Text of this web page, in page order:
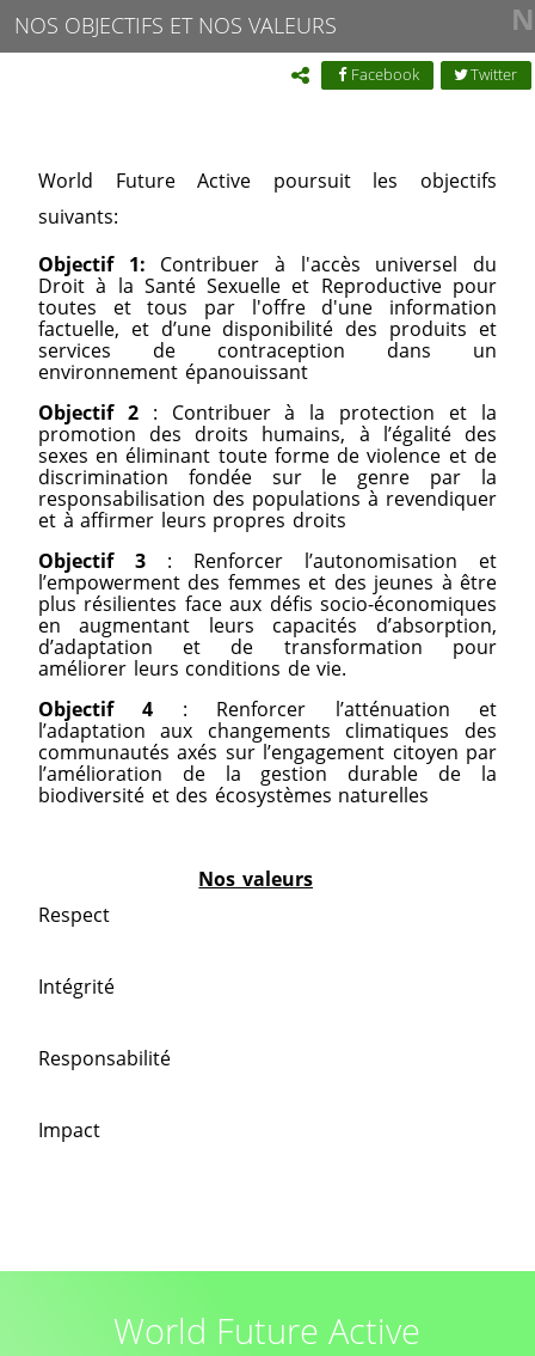
N
NOS OBJECTIFS ET NOS VALEURS
Twitter
Facebook
World Future Active poursuit les objectifs
suivants:
Objectif 1: Contribuer à l'accès universel du
Droit à la Santé Sexuelle et Reproductive pour
toutes et tous par l'offre d'une information
factuelle, et d’une disponibilité des produits et
services de contraception dans un
environnement épanouissant
Objectif 2 : Contribuer à la protection et la
promotion des droits humains, à l’égalité des
sexes en éliminant toute forme de violence et de
discrimination fondée sur le genre par la
responsabilisation des populations à revendiquer
et à affirmer leurs propres droits
Objectif 3 : Renforcer l’autonomisation et
l’empowerment des femmes et des jeunes à être
plus résilientes face aux défis socio-économiques
en augmentant leurs capacités d’absorption,
d’adaptation et de transformation pour
améliorer leurs conditions de vie.
Objectif 4 : Renforcer l’atténuation et
l’adaptation aux changements climatiques des
communautés axés sur l’engagement citoyen par
l’amélioration de la gestion durable de la
biodiversité et des écosystèmes naturelles
Nos valeurs
Respect
Intégrité
Responsabilité
Impact
World Future Active